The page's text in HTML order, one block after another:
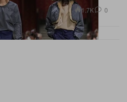
1.7K 0